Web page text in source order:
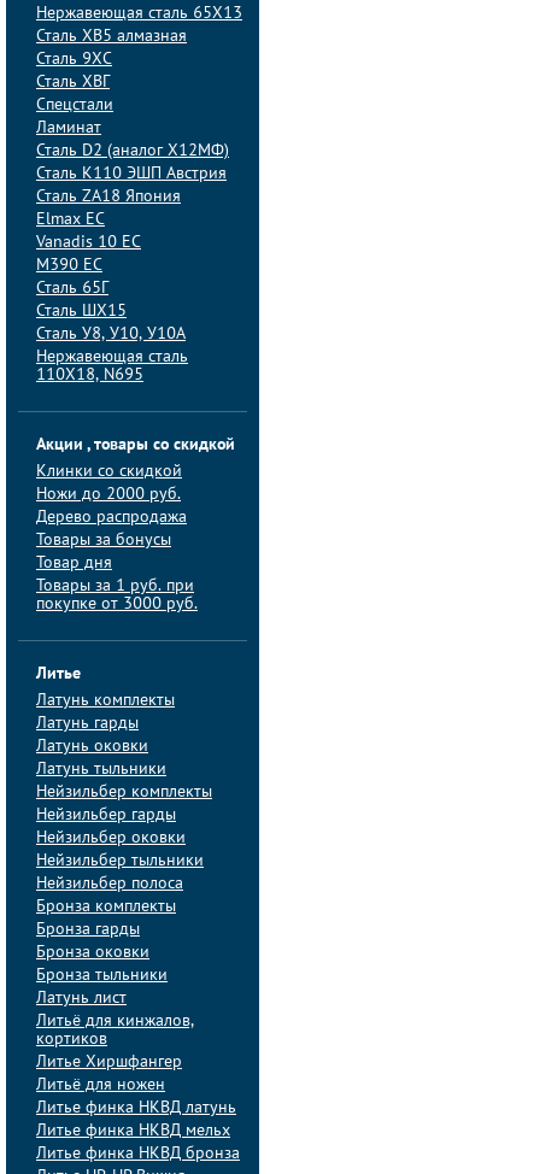
Нержавеющая сталь 65Х13
Сталь ХВ5 алмазная
Сталь 9ХС
Сталь ХВГ
Спецстали
Ламинат
Сталь D2 (аналог Х12МФ)
Сталь K110 ЭШП Австрия
Сталь ZA18 Япония
Elmax ЕС
Vanadis 10 ЕС
M390 ЕС
Сталь 65Г
Сталь ШХ15
Сталь У8, У10, У10А
Нержавеющая сталь
110Х18, N695
Акции , товары со скидкой
Клинки со скидкой
Ножи до 2000 руб.
Дерево распродажа
Товары за бонусы
Товар дня
Товары за 1 руб. при
покупке от 3000 руб.
Литье
Латунь комплекты
Латунь гарды
Латунь оковки
Латунь тыльники
Нейзильбер комплекты
Нейзильбер гарды
Нейзильбер оковки
Нейзильбер тыльники
Нейзильбер полоса
Бронза комплекты
Бронза гарды
Бронза оковки
Бронза тыльники
Латунь лист
Литьё для кинжалов,
кортиков
Литье Хиршфангер
Литьё для ножен
Литье финка НКВД латунь
Литье финка НКВД мельх
Литье финка НКВД бронза